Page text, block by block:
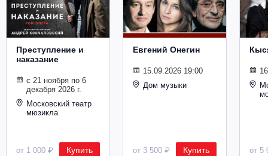
Преступление и
наказание
с 21 ноября по 6
декабря 2026 г.
Московский театр
мюзикла
от 1 000 ₽ Купить
Евгений Онегин
15.09.2026 19:00
Дом музыки
от 3 500 ₽ Купить от 5